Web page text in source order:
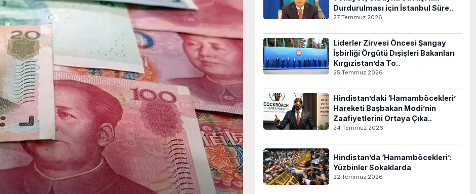
Durdurulması için İstanbul Süre..
27 Temmuz 2026
Liderler Zirvesi Öncesi Şangay
İşbirliği Örgütü Dışişleri Bakanları
Kırgızistan’da To..
25 Temmuz 2026
Hindistan’daki ‘Hamamböcekleri’
Hareketi Başbakan Modi’nin
Zaafiyetlerini Ortaya Çıka..
24 Temmuz 2026
Hindistan’da ‘Hamamböcekleri’:
Yüzbinler Sokaklarda
22 Temmuz 2026